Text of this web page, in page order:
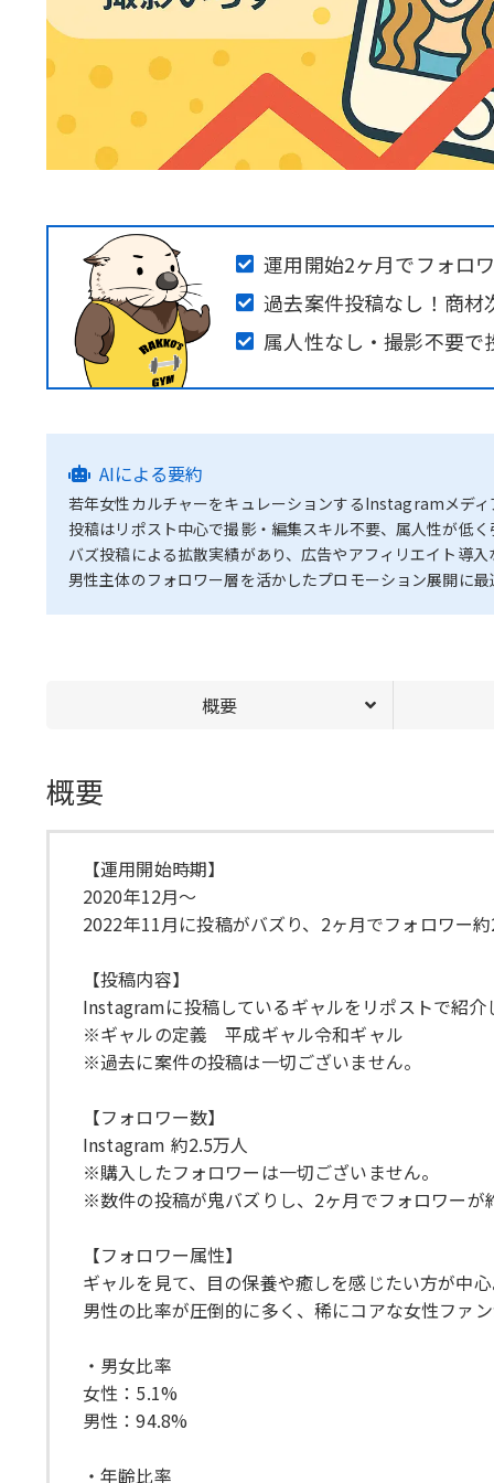
運用開始2ヶ月でフォロ
過去案件投稿なし！商
属人性なし・撮影不要
AIによる要約
若年女性カルチャーをキュレーションするInstagramメディ
投稿はリポスト中心で撮影・編集スキル不要、属人性が低
バズ投稿による拡散実績があり、広告やアフィリエイト導
男性主体のフォロワー層を活かしたプロモーション展開に最
概要
概要
【運用開始時期】
2020年12月〜
2022年11月に投稿がバズり、2ヶ月でフォロワー
【投稿内容】
Instagramに投稿しているギャルをリポストで紹介
※ギャルの定義 平成ギャル令和ギャル
※過去に案件の投稿は一切ございません。
【フォロワー数】
Instagram 約2.5万人
※購入したフォロワーは一切ございません。
※数件の投稿が鬼バズりし、2ヶ月でフォロワーが
【フォロワー属性】
ギャルを見て、目の保養や癒しを感じたい方が中
男性の比率が圧倒的に多く、稀にコアな女性ファ
・男女比率
女性：5.1%
男性：94.8%
・年齢比率